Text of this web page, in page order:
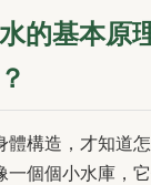
的基本原
體構造，才知道
一個個小水庫，